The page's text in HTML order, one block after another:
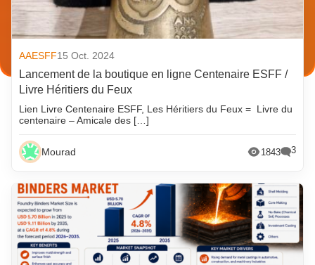
AAESFF15 Oct. 2024
Lancement de la boutique en ligne Centenaire ESFF /
Livre Héritiers du Feux
Lien Livre Centenaire ESFF, Les Héritiers du Feux = Livre du
centenaire – Amicale des […]
Mourad 1843 3